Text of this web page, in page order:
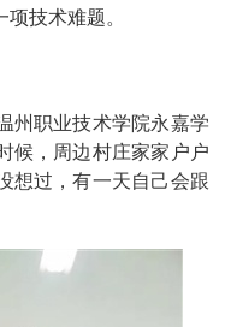
技术难题。
州职业技术学院永嘉学
候，周边村庄家家户户
想过，有一天自己会跟